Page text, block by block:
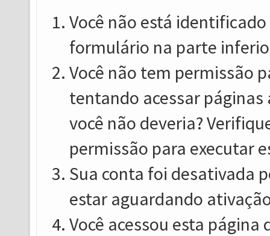
Você não está
formulário na parte
Você não tem permissão
tentando acessar
você não deveria?
permissão para executar
Sua conta foi desativada
estar aguardando
Você acessou esta